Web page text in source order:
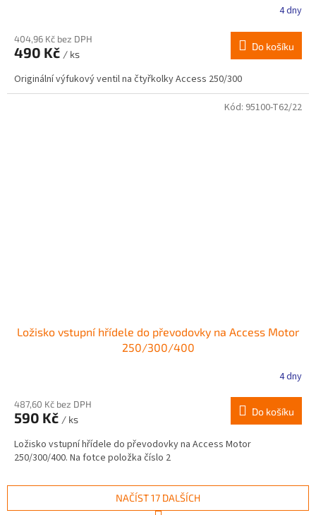
4 dny
404,96 Kč bez DPH
490 Kč / ks
Do košíku
Originální výfukový ventil na čtyřkolky Access 250/300
Ložisko vstupní hřídele do převodovky na Access Motor
250/300/400
4 dny
487,60 Kč bez DPH
590 Kč / ks
Do košíku
Ložisko vstupní hřídele do převodovky na Access Motor
250/300/400. Na fotce položka číslo 2
Kód: 95100-T62/22
NAČÍST 17 DALŠÍCH